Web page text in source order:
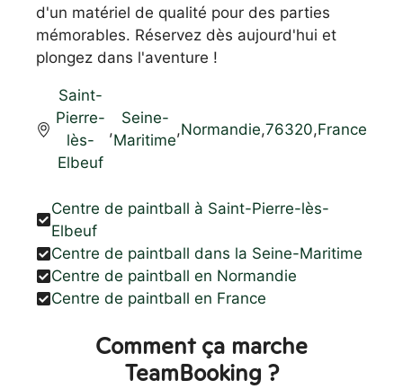
d'un matériel de qualité pour des parties
mémorables. Réservez dès aujourd'hui et
plongez dans l'aventure !
Saint-
Pierre-
lès-
Elbeuf
,
Seine-
Maritime
,Normandie,76320,France
Centre de paintball à Saint-Pierre-lès-
Elbeuf
Centre de paintball dans la Seine-Maritime
Centre de paintball en Normandie
Centre de paintball en France
Comment ça marche
TeamBooking ?